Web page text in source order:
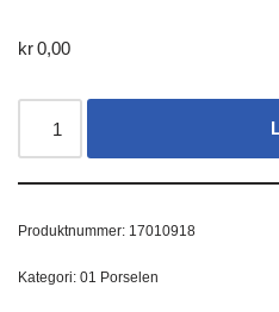
kr0,00
Produktnummer: 17010918
Kategori: 01 Porselen